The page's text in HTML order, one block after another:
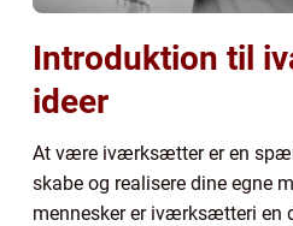
Introduktion til
ideer
At være iværksætter er en
skabe og realisere dine egne
mennesker er iværksætteri en